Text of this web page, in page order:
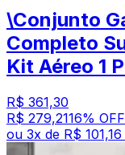
\Conjunto
Completo
Kit Aéreo 1
R$ 361,30
R$ 279,2116% OFF
ou 3x de R$ 101,16